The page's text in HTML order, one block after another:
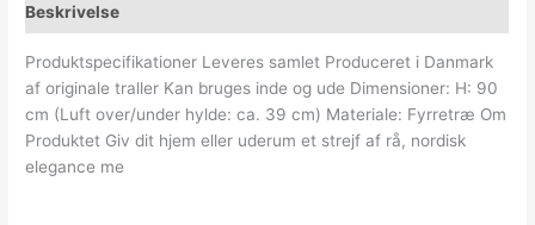
Beskrivelse
Produktspecifikationer Leveres samlet Produceret i Danmark
af originale traller Kan bruges inde og ude Dimensioner: H: 90
cm (Luft over/under hylde: ca. 39 cm) Materiale: Fyrretræ Om
Produktet Giv dit hjem eller uderum et strejf af rå, nordisk
elegance me